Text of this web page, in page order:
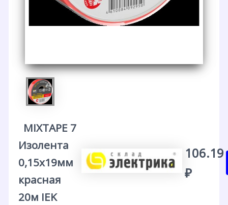
MIXTAPE 7
Изолента
0,15х19мм
красная
20м IEK
106.19
₽